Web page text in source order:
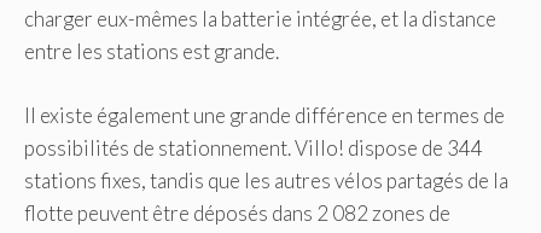
charger eux-mêmes la batterie intégrée, et la distance
entre les stations est grande.
Il existe également une grande différence en termes de
possibilités de stationnement. Villo! dispose de 344
stations fixes, tandis que les autres vélos partagés de la
flotte peuvent être déposés dans 2 082 zones de